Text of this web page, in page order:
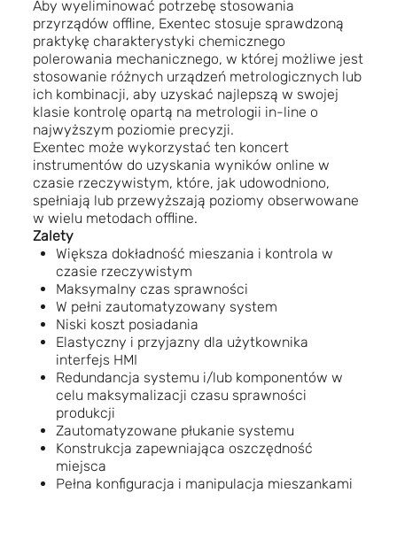
Aby wyeliminować potrzebę stosowania
przyrządów offline, Exentec stosuje sprawdzoną
praktykę charakterystyki chemicznego
polerowania mechanicznego, w której możliwe jest
stosowanie różnych urządzeń metrologicznych lub
ich kombinacji, aby uzyskać najlepszą w swojej
klasie kontrolę opartą na metrologii in-line o
najwyższym poziomie precyzji.
Exentec może wykorzystać ten koncert
instrumentów do uzyskania wyników online w
czasie rzeczywistym, które, jak udowodniono,
spełniają lub przewyższają poziomy obserwowane
w wielu metodach offline.
Zalety
Większa dokładność mieszania i kontrola w
czasie rzeczywistym
Maksymalny czas sprawności
W pełni zautomatyzowany system
Niski koszt posiadania
Elastyczny i przyjazny dla użytkownika
interfejs HMI
Redundancja systemu i/lub komponentów w
celu maksymalizacji czasu sprawności
produkcji
Zautomatyzowane płukanie systemu
Konstrukcja zapewniająca oszczędność
miejsca
Pełna konfiguracja i manipulacja mieszankami